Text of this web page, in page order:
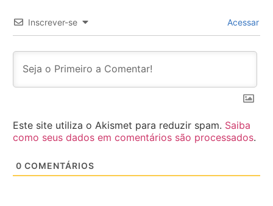
Inscrever-se Acessar
Este site utiliza o Akismet para reduzir spam. Saiba
como seus dados em comentários são processados.
0 COMENTÁRIOS